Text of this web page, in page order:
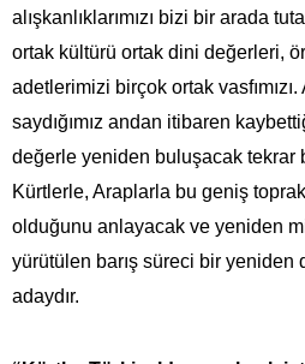
alışkanlıklarımızı bizi bir arada
ortak kültürü ortak dini değerleri,
adetlerimizi birçok ortak vasfımızı.
saydığımız andan itibaren
değerle yeniden buluşacak tekrar
Kürtlerle, Araplarla bu geniş
olduğunu anlayacak ve yeniden
yürütülen barış süreci bir yeniden
adaydır.